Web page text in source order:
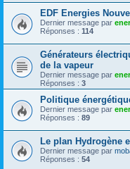
EDF Energies
Dernier message par
Réponses : 114
Générateurs
de la vapeur
Dernier message par
Réponses : 3
Politique
Dernier message par
Réponses : 89
Le plan Hydrogène
Dernier message par
Réponses : 54